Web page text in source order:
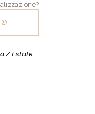
/ Estate,